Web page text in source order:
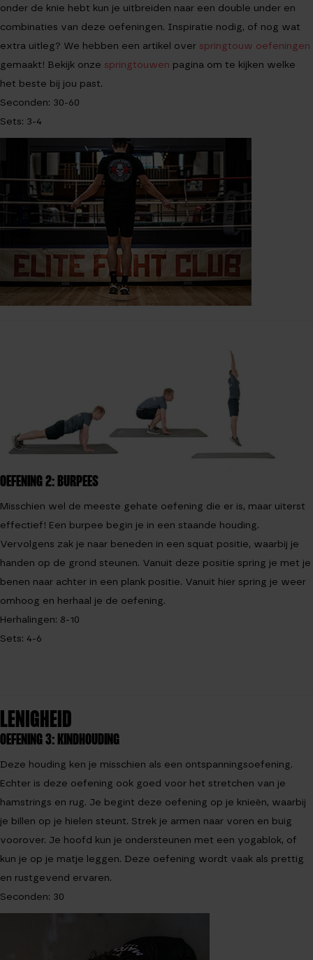
onder de knie hebt kun je uitbreiden naar een double under en
combinaties van deze oefeningen. Inspiratie nodig, of nog wat
extra uitleg? We hebben een artikel over springtouw oefeningen
gemaakt! Bekijk onze springtouwen pagina om te kijken welke
het beste bij jou past.
Seconden: 30-60
Sets: 3-4
OEFENING 2: BURPEES
Misschien wel de meeste gehate oefening die er is, maar uiterst
effectief! Een burpee begin je in een staande houding.
Vervolgens zak je naar beneden in een squat positie, waarbij je
handen op de grond steunen. Vanuit deze positie spring je met je
benen naar achter in een plank positie. Vanuit hier spring je weer
omhoog en herhaal je de oefening.
Herhalingen: 8-10
Sets: 4-6
LENIGHEID
OEFENING 3: KINDHOUDING
Deze houding ken je misschien als een ontspanningsoefening.
Echter is deze oefening ook goed voor het stretchen van je
hamstrings en rug. Je begint deze oefening op je knieën, waarbij
je billen op je hielen steunt. Strek je armen naar voren en buig
voorover. Je hoofd kun je ondersteunen met een yogablok, of
kun je op je matje leggen. Deze oefening wordt vaak als prettig
en rustgevend ervaren.
Seconden: 30